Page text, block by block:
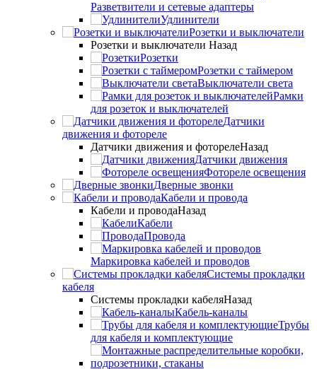
Разветвители и сетевые адаптеры
Удлинители
Розетки и выключатели
Розетки и выключатели Назад
Розетки
Розетки с таймером
Выключатели света
Рамки
для розеток и выключателей
Датчики
движения и фотореле
Датчики движения и фоторелеНазад
Датчики движения
Фотореле освещения
Дверные звонки
Кабели и провода
Кабели и проводаНазад
Кабели
Провода
Маркировка кабелей и проводов
Системы прокладки
кабеля
Системы прокладки кабеляНазад
Кабель-каналы
Трубы
для кабеля и комплектующие